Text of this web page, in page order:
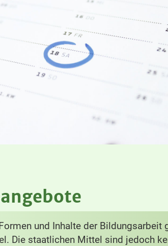
und Inhalte der Bildungsarbeit
Die staatlichen Mittel sind jedoch